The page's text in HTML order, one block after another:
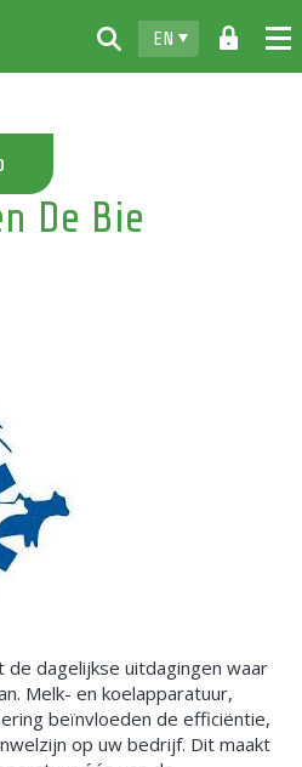
EN
Contact
De Bie
de dagelijkse uitdagingen waar
Melk- en koelapparatuur,
beïnvloeden de efficiëntie,
op uw bedrijf. Dit maakt